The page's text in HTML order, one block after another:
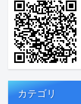
カテゴリ